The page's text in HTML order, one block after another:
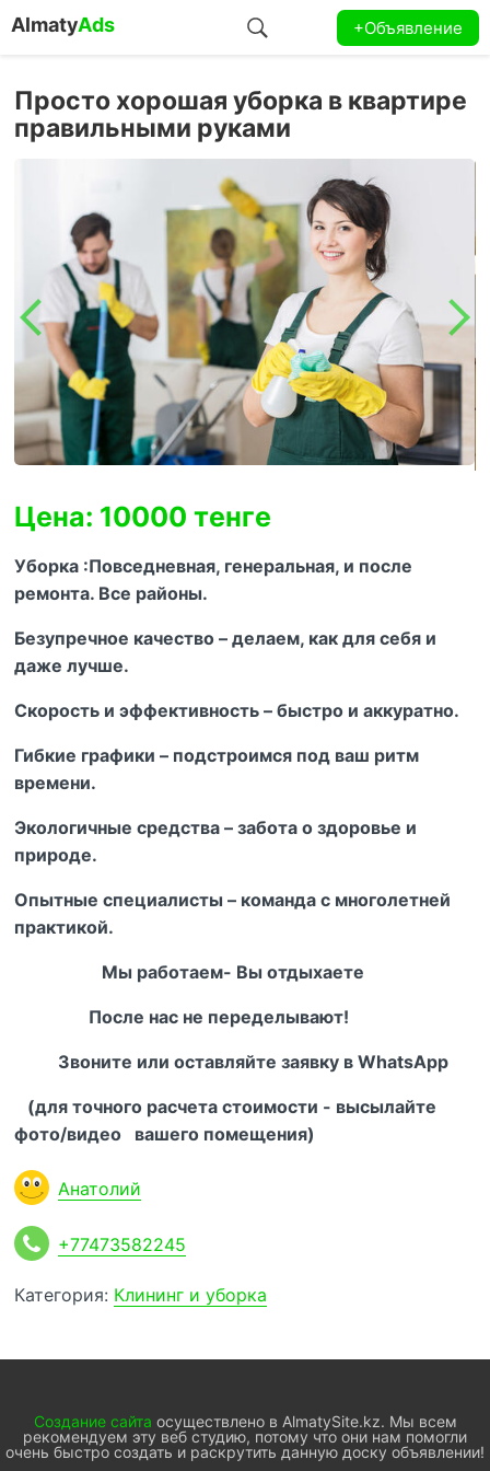
AlmatyAds +Объявление
Просто хорошая уборка в квартире
правильными руками
Цена: 10000 тенге
Уборка :Повседневная, генеральная, и после
ремонта. Все районы.
Безупречное качество – делаем, как для себя и
даже лучше.
Скорость и эффективность – быстро и аккуратно.
Гибкие графики – подстроимся под ваш ритм
времени.
Экологичные средства – забота о здоровье и
природе.
Опытные специалисты – команда с многолетней
практикой.
Мы работаем- Вы отдыхаете
После нас не переделывают!
Звоните или оставляйте заявку в WhatsApp
(для точного расчета стоимости - высылайте
фото/видео вашего помещения)
Анатолий
+77473582245
Категория: Клининг и уборка
Создание сайта осуществлено в AlmatySite.kz. Мы всем
рекомендуем эту веб студию, потому что они нам помогли
очень быстро создать и раскрутить данную доску объявлении!